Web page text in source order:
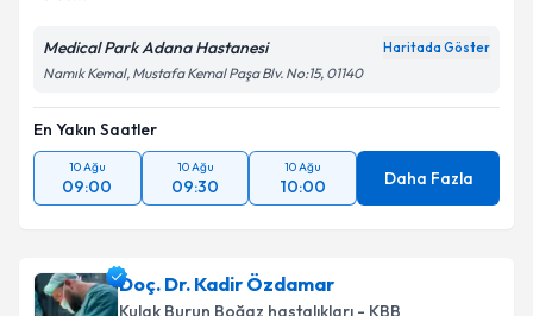
Medical Park Adana Hastanesi Haritada Göster
Namık Kemal, Mustafa Kemal Paşa Blv. No:15, 01140
En Yakın Saatler
10 Ağu
09:00
10 Ağu
09:30
10 Ağu
10:00 Daha Fazla
Doç. Dr. Kadir Özdamar
Kulak Burun Boğaz hastalıkları - KBB